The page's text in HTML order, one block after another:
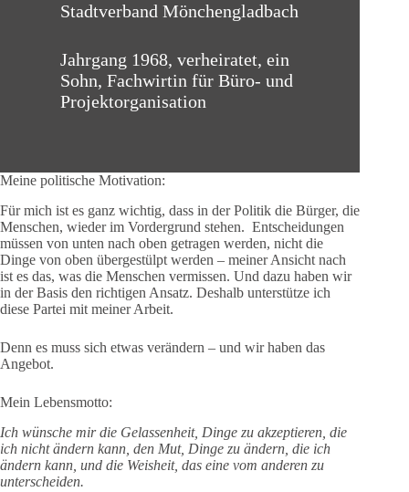
Stadtverband Mönchengladbach
Jahrgang 1968, verheiratet, ein
Sohn, Fachwirtin für Büro- und
Projektorganisation
Meine politische Motivation:
Für mich ist es ganz wichtig, dass in der Politik die Bürger, die
Menschen, wieder im Vordergrund stehen. Entscheidungen
müssen von unten nach oben getragen werden, nicht die
Dinge von oben übergestülpt werden – meiner Ansicht nach
ist es das, was die Menschen vermissen. Und dazu haben wir
in der Basis den richtigen Ansatz. Deshalb unterstütze ich
diese Partei mit meiner Arbeit.
Denn es muss sich etwas verändern – und wir haben das
Angebot.
Mein Lebensmotto:
Ich wünsche mir die Gelassenheit, Dinge zu akzeptieren, die
ich nicht ändern kann, den Mut, Dinge zu ändern, die ich
ändern kann, und die Weisheit, das eine vom anderen zu
unterscheiden.